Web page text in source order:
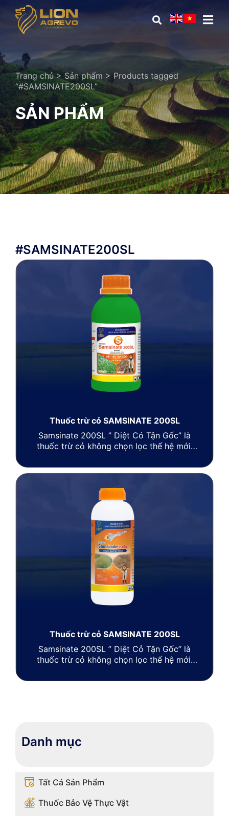
Trang chủ> Sản phẩm > Products tagged
“#SAMSINATE200SL”
SẢN PHẨM
Danh mục
Tất Cả Sản Phẩm
Thuốc Bảo Vệ Thực Vật
#SAMSINATE200SL
Thuốc trừ cỏ SAMSINATE 200SL
Samsinate 200SL ” Diệt Cỏ Tận Gốc” là
thuốc trừ cỏ không chọn lọc thế hệ mới,
quả các loại cỏ khó trị.
Thuốc trừ cỏ SAMSINATE 200SL
Samsinate 200SL ” Diệt Cỏ Tận Gốc” là
thuốc trừ cỏ không chọn lọc thế hệ mới,
quả các loại cỏ khó trị.